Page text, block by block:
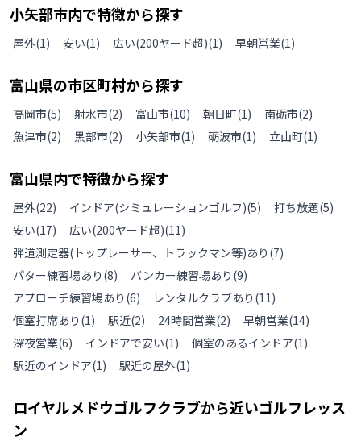
小矢部市内で特徴から探す
屋外(1) 安い(1) 広い(200ヤード超)(1) 早朝営業(1)
富山県の市区町村から探す
高岡市(5) 射水市(2) 富山市(10) 朝日町(1) 南砺市(2)
魚津市(2) 黒部市(2) 小矢部市(1) 砺波市(1) 立山町(1)
富山県内で特徴から探す
屋外(22) インドア(シミュレーションゴルフ)(5) 打ち放題(5)
安い(17) 広い(200ヤード超)(11)
弾道測定器(トップレーサー、トラックマン等)あり (7)
パター練習場あり (8) バンカー練習場あり (9)
アプローチ練習場あり (6) レンタルクラブあり (11)
個室打席あり (1) 駅近(2) 24時間営業(2) 早朝営業(14)
深夜営業(6) インドアで安い(1) 個室のあるインドア(1)
駅近のインドア(1) 駅近の屋外(1)
ロイヤルメドウゴルフクラブから近いゴルフレッス
ン